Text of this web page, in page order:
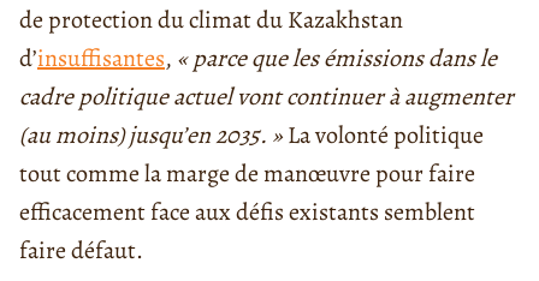
de protection du climat du Kazakhstan
d’insuffisantes, « parce que les émissions dans le
cadre politique actuel vont continuer à augmenter
(au moins) jusqu’en 2035. »La volonté politique
tout comme la marge de manœuvre pour faire
efficacement face aux défis existants semblent
faire défaut.